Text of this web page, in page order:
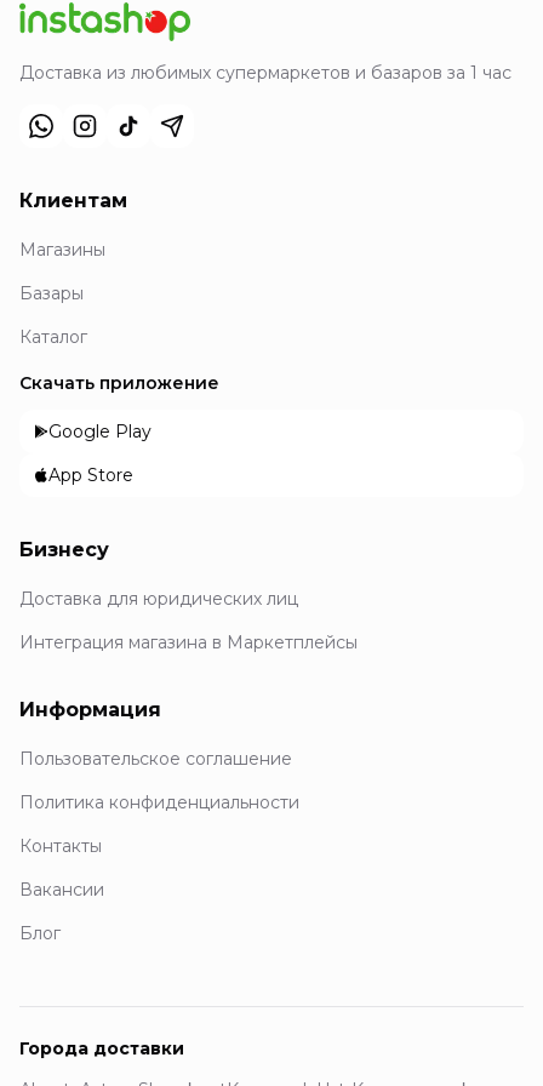
Доставка из любимых супермаркетов и базаров за 1 час
Клиентам
Магазины
Базары
Каталог
Скачать приложение
Google Play
App Store
Бизнесу
Доставка для юридических лиц
Интеграция магазина в Маркетплейсы
Информация
Пользовательское соглашение
Политика конфиденциальности
Контакты
Вакансии
Блог
Города доставки